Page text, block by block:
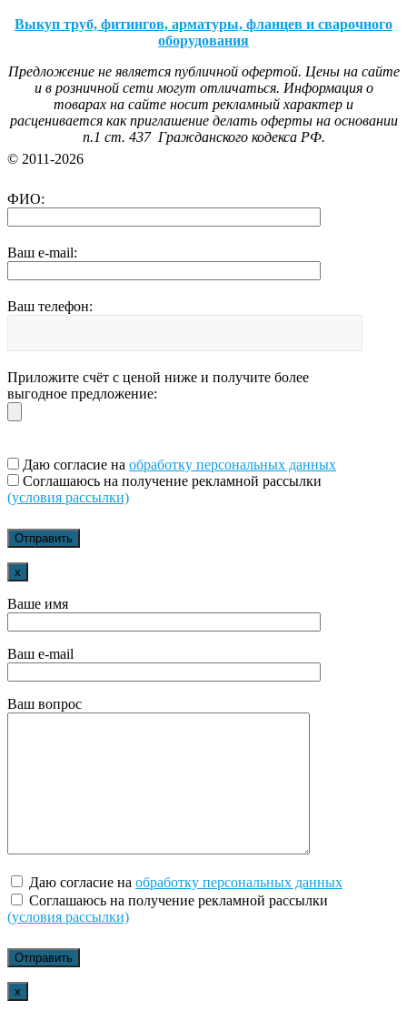
Выкуп труб, фитингов, арматуры, фланцев и сварочного
оборудования
Предложение не является публичной офертой. Цены на сайте
и в розничной сети могут отличаться. Информация о
товарах на сайте носит рекламный характер и
расценивается как приглашение делать оферты на основании
п.1 ст. 437 Гражданского кодекса РФ.
© 2011-2026
ФИО:
Ваш e-mail:
Ваш телефон:
Приложите счёт с ценой ниже и получите более
выгодное предложение:
Даю согласие на обработку персональных данных
Соглашаюсь на получение рекламной рассылки
(условия рассылки)
x
Ваше имя
Ваш e-mail
Ваш вопрос
Даю согласие на обработку персональных данных
Соглашаюсь на получение рекламной рассылки
(условия рассылки)
x